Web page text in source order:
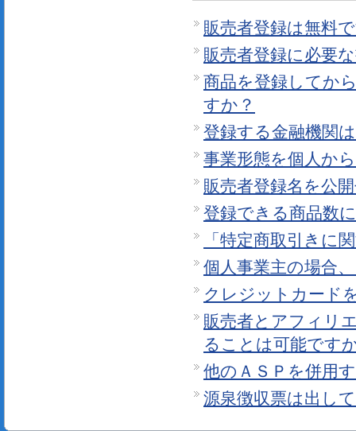
販売者登録は無料
販売者登録に必要
商品を登録してか
すか？
登録する金融機関
事業形態を個人か
販売者登録名を公
登録できる商品数
「特定商取引きに
個人事業主の場合
クレジットカード
販売者とアフィリ
ることは可能です
他のＡＳＰを併用
源泉徴収票は出し